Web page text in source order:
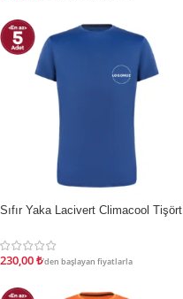
İNDIRIM
Sıfır Yaka Lacivert Climacool Tişört
230,00₺'den başlayan fiyatlarla